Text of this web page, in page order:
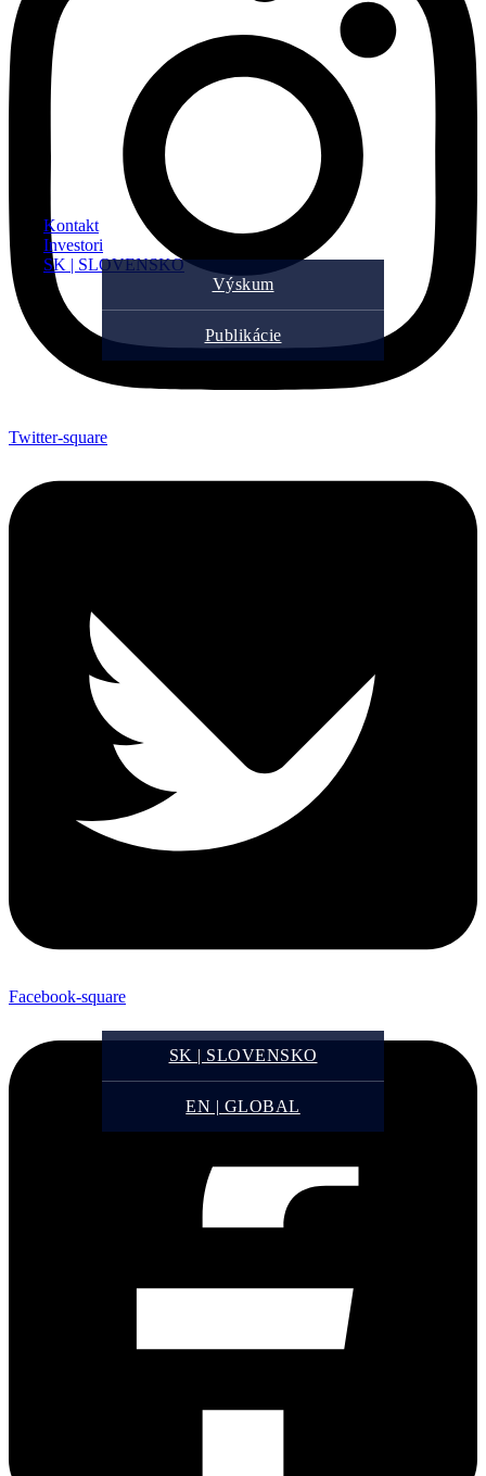
Výskum
Publikácie
Kontakt
Investori
SK | SLOVENSKO
SK | SLOVENSKO
EN | GLOBAL
Twitter-square
Facebook-square